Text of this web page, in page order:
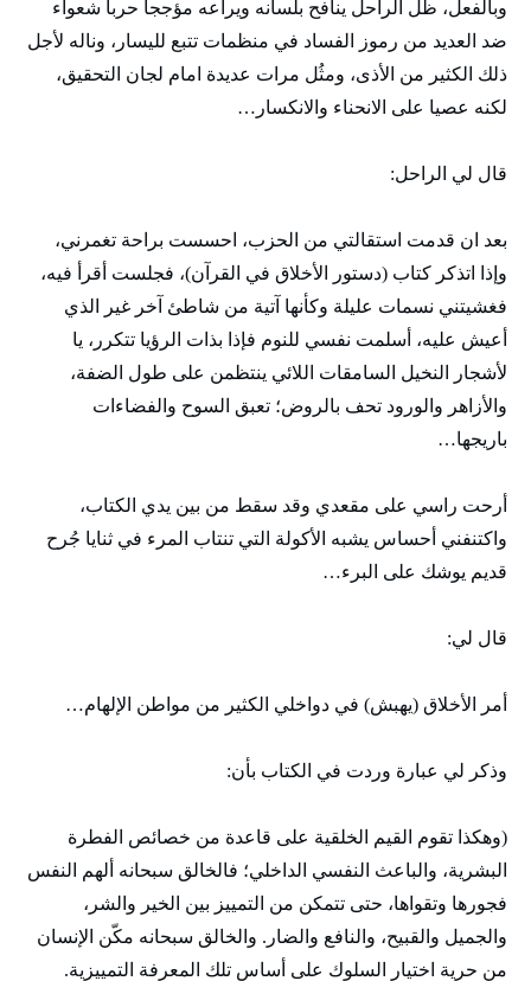
وبالفعل، ظل الراحل ينافح بلسانه ويراعه مؤججا حربا شعواء
ضد العديد من رموز الفساد في منظمات تتبع لليسار، وناله لأجل
ذلك الكثير من الأذى، ومثُل مرات عديدة امام لجان التحقيق،
لكنه عصيا على الانحناء والانكسار…
قال لي الراحل:
بعد ان قدمت استقالتي من الحزب، احسست براحة تغمرني،
وإذا اتذكر كتاب (دستور الأخلاق في القرآن)، فجلست أقرأ فيه،
فغشيتني نسمات عليلة وكأنها آتية من شاطئ آخر غير الذي
أعيش عليه، أسلمت نفسي للنوم فإذا بذات الرؤيا تتكرر، يا
لأشجار النخيل السامقات اللائي ينتظمن على طول الضفة،
والأزاهر والورود تحف بالروض؛ تعبق السوح والفضاءات
باريجها…
أرحت راسي على مقعدي وقد سقط من بين يدي الكتاب،
واكتنفني أحساس يشبه الأكولة التي تنتاب المرء في ثنايا جُرح
قديم يوشك على البرء…
قال لي:
أمر الأخلاق (يهبش) في دواخلي الكثير من مواطن الإلهام…
وذكر لي عبارة وردت في الكتاب بأن:
(وهكذا تقوم القيم الخلقية على قاعدة من خصائص الفطرة
البشرية، والباعث النفسي الداخلي؛ فالخالق سبحانه ألهم النفس
فجورها وتقواها، حتى تتمكن من التمييز بين الخير والشر،
والجميل والقبيح، والنافع والضار. والخالق سبحانه مكّن الإنسان
من حرية اختيار السلوك على أساس تلك المعرفة التمييزية.